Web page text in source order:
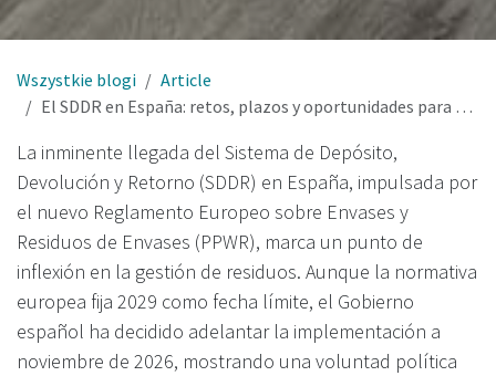
Wszystkie blogi
Article
El SDDR en España: retos, plazos y oportunidades para una transformación estructural del reciclaje
La inminente llegada del Sistema de Depósito,
Devolución y Retorno (SDDR) en España, impulsada por
el nuevo Reglamento Europeo sobre Envases y
Residuos de Envases (PPWR), marca un punto de
inflexión en la gestión de residuos. Aunque la normativa
europea fija 2029 como fecha límite, el Gobierno
español ha decidido adelantar la implementación a
noviembre de 2026, mostrando una voluntad política